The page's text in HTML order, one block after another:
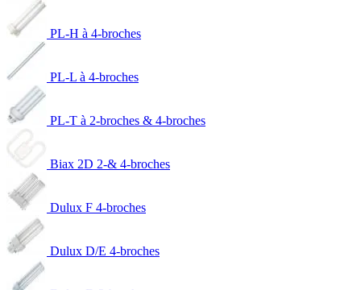
PL-H à 4-broches
PL-L à 4-broches
PL-T à 2-broches & 4-broches
Biax 2D 2-& 4-broches
Dulux F 4-broches
Dulux D/E 4-broches